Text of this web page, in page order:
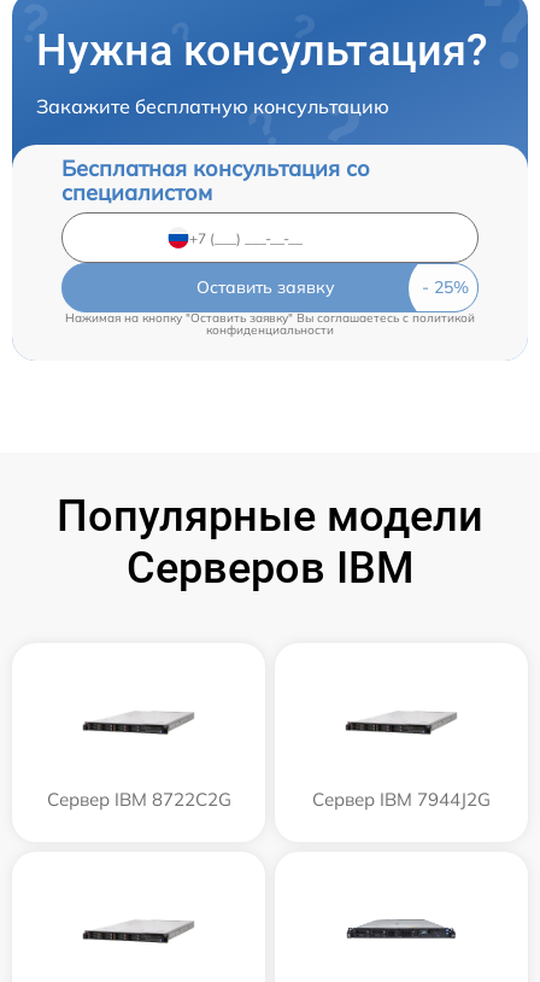
Нужна консультация?
Закажите бесплатную консультацию
Бесплатная консультация со
специалистом
Оставить заявку
Нажимая на кнопку "Оставить заявку" Вы соглашаетесь c политикой
конфиденциальности
Популярные модели
Серверов IBM
Сервер IBM 8722C2G Сервер IBM 7944J2G